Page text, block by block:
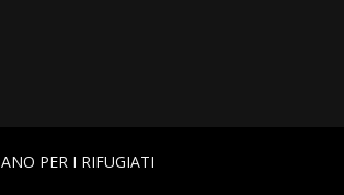
PER I RIFUGIATI